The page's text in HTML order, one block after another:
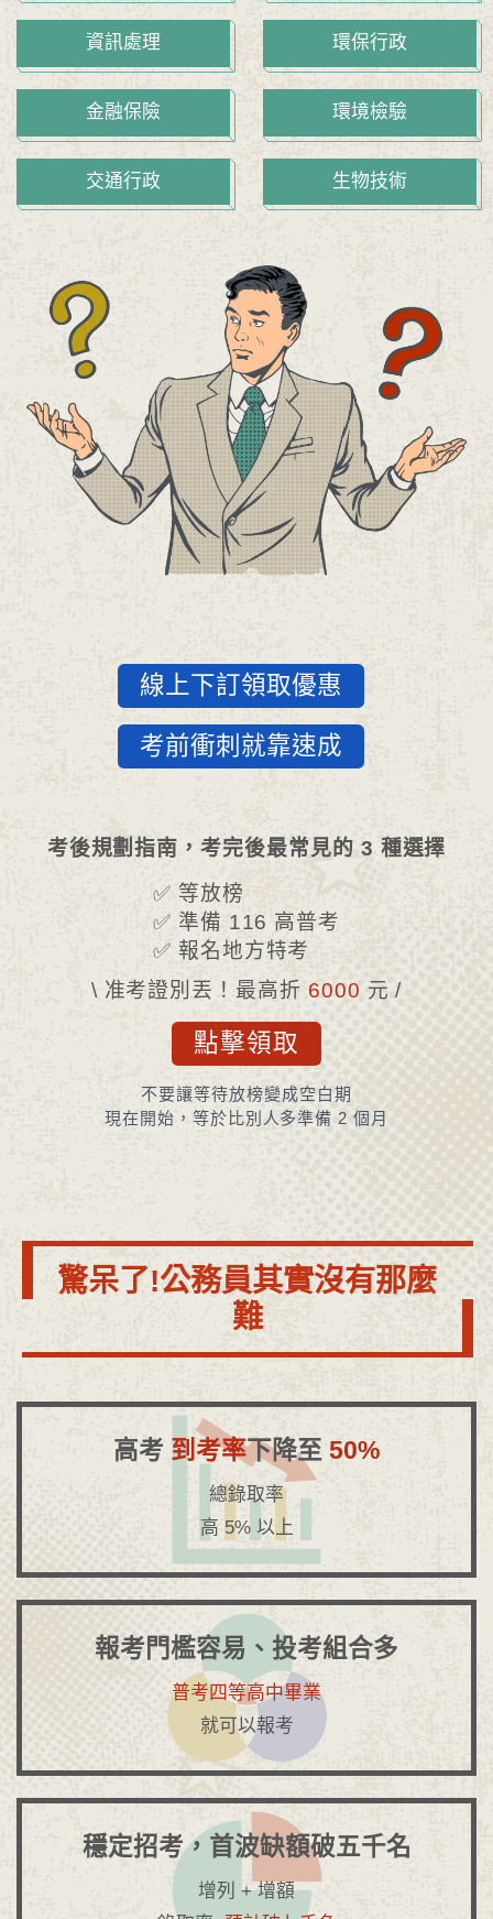
資訊處理
金融保險
交通行政
環保行政
環境檢驗
生物技術
線上下訂領取優惠
考前衝刺就靠速成
考後規劃指南，考完後最常見的 3 種選擇
✅ 等放榜
✅ 準備 116 高普考
✅ 報名地方特考
\ 准考證別丟！最高折 6000 元 /
點擊領取
不要讓等待放榜變成空白期
現在開始，等於比別人多準備 2 個月
驚呆了!公務員其實沒有那麼
難
高考 到考率下降至 50%
總錄取率
高 5% 以上
報考門檻容易、投考組合多
普考四等高中畢業
就可以報考
穩定招考，首波缺額破五千名
增列 + 增額